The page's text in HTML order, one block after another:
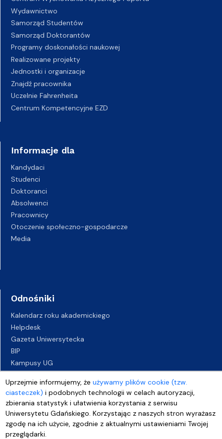
Uprzejmie informujemy, żeużywamy plików cookie (tzw.
ciasteczek) i podobnych technologii w celach autoryzacji,
zbierania statystyk i ułatwienia korzystania z serwisu
Uniwersytetu Gdańskiego. Korzystając z naszych stron wyrażasz
zgodę na ich użycie, zgodnie z aktualnymi ustawieniami Twojej
przeglądarki.
Wydawnictwo
Samorząd Studentów
Samorząd Doktorantów
Programy doskonałości naukowej
Realizowane projekty
Jednostki i organizacje
Znajdź pracownika
Uczelnie Fahrenheita
Centrum Kompetencyjne EZD
Informacje dla
Kandydaci
Studenci
Doktoranci
Absolwenci
Pracownicy
Otoczenie społeczno-gospodarcze
Media
Odnośniki
Kalendarz roku akademickiego
Helpdesk
Gazeta Uniwersytecka
BIP
Kampusy UG
Biuro Karier UG
Oferty pracy
Deklaracja dostępności